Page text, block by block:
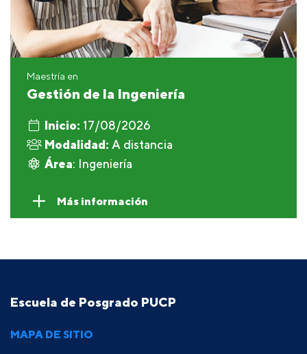
Maestría en
Gestión de la Ingeniería
Inicio: 17/08/2026
Modalidad: A distancia
Área: Ingeniería
Más información
Escuela de Posgrado PUCP
MAPA DE SITIO